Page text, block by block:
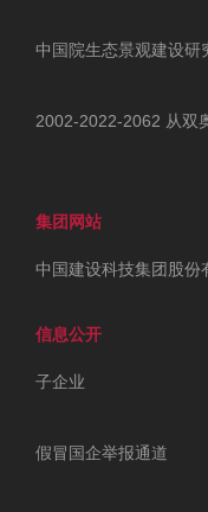
中国院生态景观建设研
2002-2022-2062 从双
集团网站
中国建设科技集团股份
信息公开
子企业
假冒国企举报通道